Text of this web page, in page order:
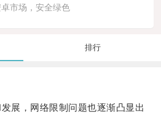
市场，安全绿色
排行
，网络限制问题也逐渐凸显出